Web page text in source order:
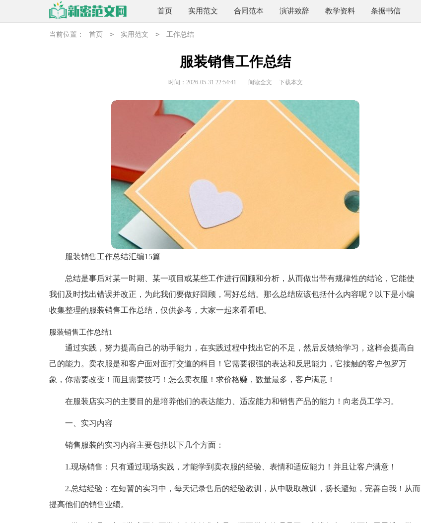
首页 实用范文 合同范本 演讲致辞 教学资料 条据书信
当前位置： 首页 > 实用范文 > 工作总结
服装销售工作总结
时间：2026-05-31 22:54:41 阅读全文 下载本文
服装销售工作总结汇编15篇
总结是事后对某一时期、某一项目或某些工作进行回顾和分析，从而做出带有规律性的结论，它能使
我们及时找出错误并改正，为此我们要做好回顾，写好总结。那么总结应该包括什么内容呢？以下是小编
收集整理的服装销售工作总结，仅供参考，大家一起来看看吧。
服装销售工作总结1
通过实践，努力提高自己的动手能力，在实践过程中找出它的不足，然后反馈给学习，这样会提高自
己的能力。卖衣服是和客户面对面打交道的科目！它需要很强的表达和反思能力，它接触的客户包罗万
象，你需要改变！而且需要技巧！怎么卖衣服！求价格赚，数量最多，客户满意！
在服装店实习的主要目的是培养他们的表达能力、适应能力和销售产品的能力！向老员工学习。
一、实习内容
销售服装的实习内容主要包括以下几个方面：
1.现场销售：只有通过现场实践，才能学到卖衣服的经验、表情和适应能力！并且让客户满意！
2.总结经验：在短暂的实习中，每天记录售后的经验教训，从中吸取教训，扬长避短，完善自我！从而
提高他们的销售业绩。